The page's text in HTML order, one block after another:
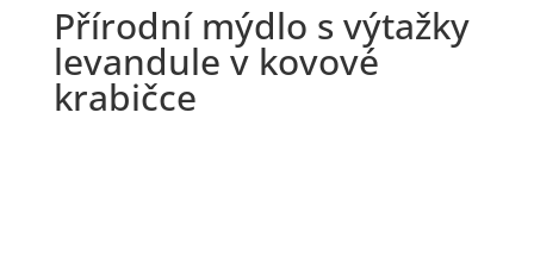
Přírodní mýdlo s výtažky
levandule v kovové
krabičce